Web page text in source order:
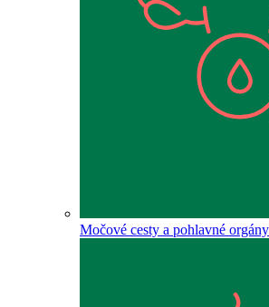
Močové cesty a pohlavné orgány